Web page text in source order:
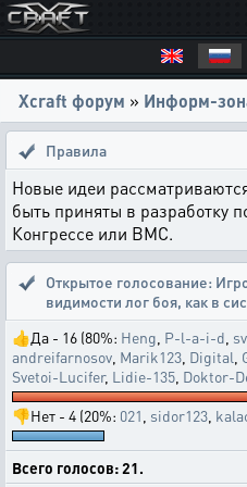
Xcraft форум » Информ-
Правила
Новые идеи
быть приняты в разработку
Конгрессе или ВМС.
Открытое голосование:
видимости лог боя, как в
👍Да - 16 (80%: Heng P-l-a-i-d
andreifarnosov Marik123 Digital
Svetoi-Lucifer, Lidie-135 Doktor-
👎Нет - 4 (20%: 021 sidor123
Всего голосов: 21.